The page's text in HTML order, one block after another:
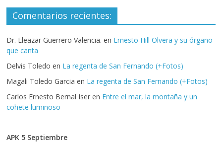
Comentarios recientes:
Dr. Eleazar Guerrero Valencia. en Ernesto Hill Olvera y su órgano
que canta
Delvis Toledo en La regenta de San Fernando (+Fotos)
Magali Toledo Garcia en La regenta de San Fernando (+Fotos)
Carlos Ernesto Bernal Iser en Entre el mar, la montaña y un
cohete luminoso
APK 5 Septiembre